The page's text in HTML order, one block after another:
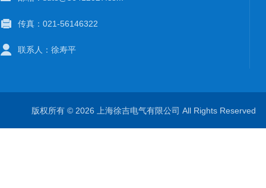
传真：021-56146322
联系人：徐寿平
版权所有 © 2026 上海徐吉电气有限公司 All Rights